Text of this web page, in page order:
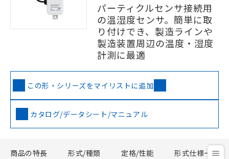
パーティクルセンサ接続用
の温湿度センサ。簡単に取
り付けでき、製造ラインや
製造装置周辺の温度・湿度
計測に最適
この形・シリーズをマイリストに追加
カタログ/データシート/マニュアル
商品の特長 形式/種類 定格/性能 形式仕様一覧